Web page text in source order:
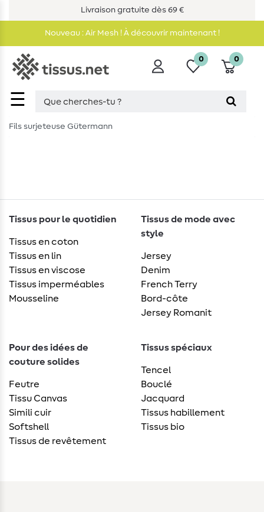
Livraison gratuite dès 69 €
Nouveau : Air Mesh ! À découvrir maintenant !
☰
0 0
Fils surjeteuse Gütermann
Tissus pour le quotidien
Tissus en coton
Tissus en lin
Tissus en viscose
Tissus imperméables
Mousseline
Tissus de mode avec
style
Jersey
Denim
French Terry
Bord-côte
Jersey Romanit
Pour des idées de
couture solides
Feutre
Tissu Canvas
Simili cuir
Softshell
Tissus de revêtement
Tissus spéciaux
Tencel
Bouclé
Jacquard
Tissus habillement
Tissus bio